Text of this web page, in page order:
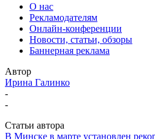
О нас
Рекламодателям
Онлайн-конференции
Новости, статьи, обзоры
Баннерная реклама
Автор
Ирина Галинко
-
-
Статьи автора
В Минске в марте установлен